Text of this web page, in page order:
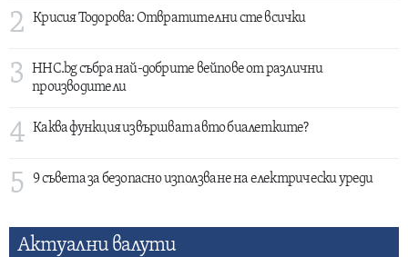
2 Крисия Тодорова: Отвратителни сте всички
3
HHC.bg събра най-добрите вейпове от различни
производители
4 Каква функция извършват авто биалетките?
5 9 съвета за безопасно използване на електрически уреди
Актуални валути